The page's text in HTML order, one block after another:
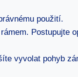
použití.
Postupujte
vyvolat pohyb